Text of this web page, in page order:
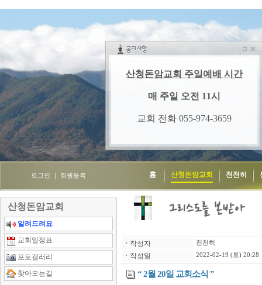
로그인 회원등록 홈 산청돈암교회 천천히
산청돈암교회
알려드려요
교회일정표
포토갤러리
찾아오는길
ㆍ 작성자 천천히
ㆍ 작성일 2022-02-19 (토) 20:28
“ 2월 20일 교회소식 ”